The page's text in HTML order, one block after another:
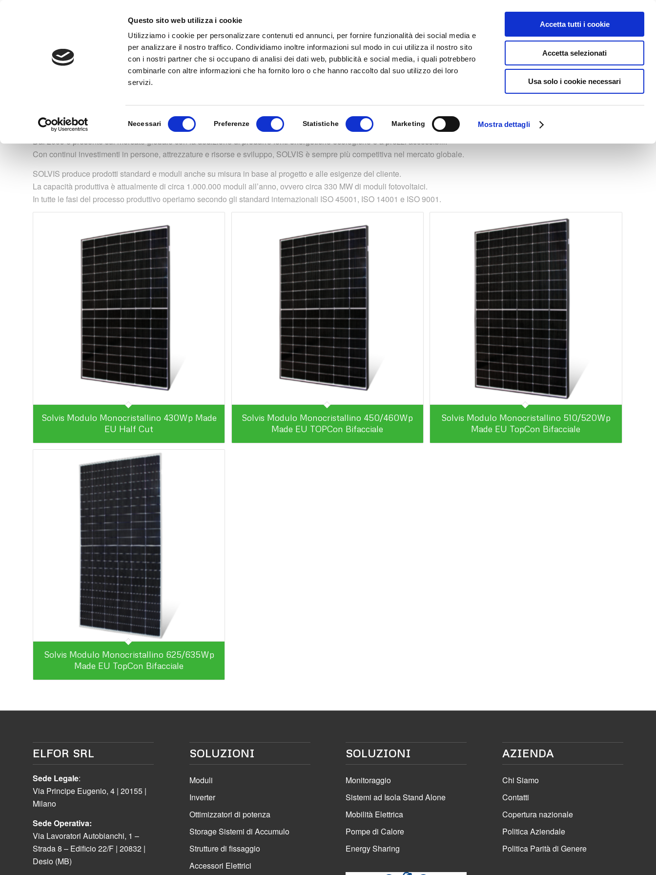
Questo sito web utilizza i cookie
Utilizziamo i cookie per personalizzare contenuti ed annunci, per fornire funzionalità dei social media e
per analizzare il nostro traffico. Condividiamo inoltre informazioni sul modo in cui utilizza il nostro sito
con i nostri partner che si occupano di analisi dei dati web, pubblicità e social media, i quali potrebbero
combinarle con altre informazioni che ha fornito loro o che hanno raccolto dal suo utilizzo dei loro
servizi.
Necessari Preferenze Statistiche Marketing Mostra dettagli
Accetta tutti i cookie
Accetta selezionati
Usa solo i cookie necessari
ACADEMY AREA RISERVATA
Solvis Sei in: Home / Prodotti / Moduli / Solvis
SOLVIS è un produttore di moduli fotovoltaici con sede in Croazia.
Dal 2009 è presente sul mercato globale con la dedizione di produrre fonti energetiche ecologiche e a prezzi accessibili.
Con continui investimenti in persone, attrezzature e risorse e sviluppo, SOLVIS è sempre più competitiva nel mercato globale.
SOLVIS produce prodotti standard e moduli anche su misura in base al progetto e alle esigenze del cliente.
La capacità produttiva è attualmente di circa 1.000.000 moduli all’anno, ovvero circa 330 MW di moduli fotovoltaici.
In tutte le fasi del processo produttivo operiamo secondo gli standard internazionali ISO 45001, ISO 14001 e ISO 9001.
Solvis Modulo Monocristallino 430Wp Made
EU Half Cut
Solvis Modulo Monocristallino 450/460Wp
Made EU TOPCon Bifacciale
Solvis Modulo Monocristallino 510/520Wp
Made EU TopCon Bifacciale
Solvis Modulo Monocristallino 625/635Wp
Made EU TopCon Bifacciale
ELFOR SRL
Sede Legale:
Via Principe Eugenio, 4 | 20155 |
Milano
Sede Operativa:
Via Lavoratori Autobianchi, 1 –
Strada 8 – Edificio 22/F | 20832 |
Desio (MB)
SOLUZIONI
Moduli
Inverter
Ottimizzatori di potenza
Storage Sistemi di Accumulo
Strutture di fissaggio
Accessori Elettrici
SOLUZIONI
Monitoraggio
Sistemi ad Isola Stand Alone
Mobilità Elettrica
Pompe di Calore
Energy Sharing
AZIENDA
Chi Siamo
Contatti
Copertura nazionale
Politica Aziendale
Politica Parità di Genere